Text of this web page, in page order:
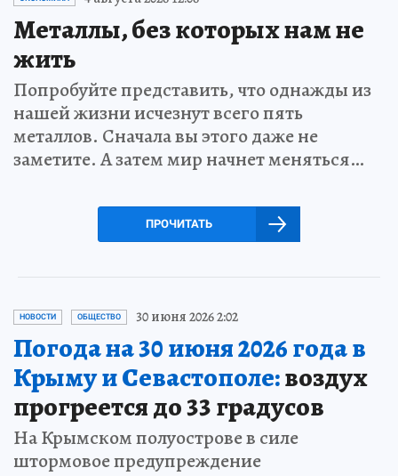
Металлы, без которых нам не
жить
Попробуйте представить, что однажды из
нашей жизни исчезнут всего пять
металлов. Сначала вы этого даже не
заметите. А затем мир начнет меняться…
ПРОЧИТАТЬ
НОВОСТИ ОБЩЕСТВО 30 июня 2026 2:02
Погода на 30 июня 2026 года в
Крыму и Севастополе:воздух
прогреется до 33 градусов
На Крымском полуострове в силе
штормовое предупреждение